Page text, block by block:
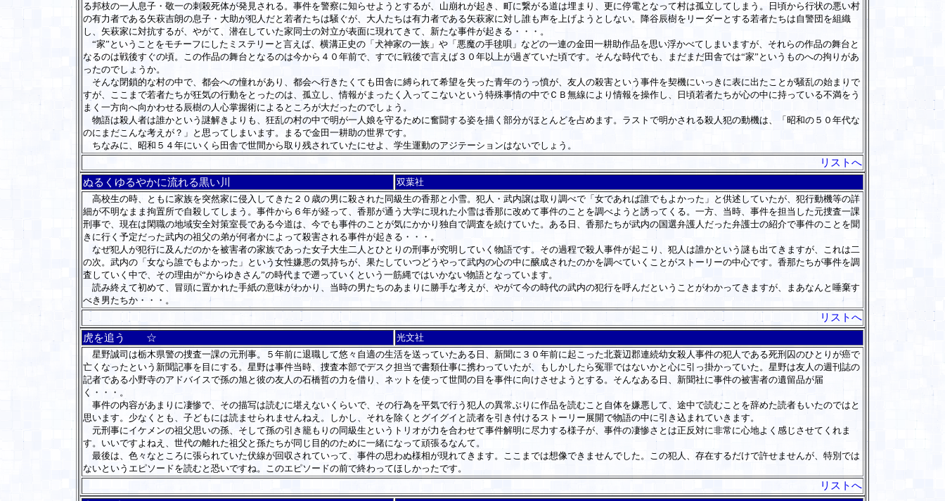
る邦枝の一人息子・敬一の刺殺死体が発見される。事件を警察に知らせようとするが、山崩れが起き、町に繋がる道は埋まり、更に停電となって村は孤立してしまう。日頃から行状の悪い村
の有力者である矢萩吉朗の息子・大助が犯人だと若者たちは騒ぐが、大人たちは有力者である矢萩家に対し誰も声を上げようとしない。降谷辰樹をリーダーとする若者たちは自警団を組織
し、矢萩家に対抗するが、やがて、潜在していた家同士の対立が表面に現れてきて、新たな事件が起きる・・・。
“家”ということをモチーフにしたミステリーと言えば、横溝正史の「犬神家の一族」や「悪魔の手毬唄」などの一連の金田一耕助作品を思い浮かべてしまいますが、それらの作品の舞台と
なるのは戦後すぐの頃。この作品の舞台となるのは今から４０年前で、すでに戦後で言えば３０年以上が過ぎていた頃です。そんな時代でも、まだまだ田舎では“家”というものへの拘りがあ
ったのでしょうか。
そんな閉鎖的な村の中で、都会への憧れがあり、都会へ行きたくても田舎に縛られて希望を失った青年のうっ憤が、友人の殺害という事件を契機にいっきに表に出たことが騒乱の始まりで
すが、ここまで若者たちが狂気の行動をとったのは、孤立し、情報がまったく入ってこないという特殊事情の中でＣＢ無線により情報を操作し、日頃若者たちが心の中に持っている不満をう
まく一方向へ向かわせる辰樹の人心掌握術によるところが大だったのでしょう。
物語は殺人者は誰かという謎解きよりも、狂乱の村の中で明が一人娘を守るために奮闘する姿を描く部分がほとんどを占めます。ラストで明かされる殺人犯の動機は、「昭和の５０年代な
のにまだこんな考えが？」と思ってしまいます。まるで金田一耕助の世界です。
ちなみに、昭和５４年にいくら田舎で世間から取り残されていたにせよ、学生運動のアジテーションはないでしょう。
リストへ
ぬるくゆるやかに流れる黒い川
双葉社
高校生の時、ともに家族を突然家に侵入してきた２０歳の男に殺された同級生の香那と小雪。犯人・武内譲は取り調べで「女であれば誰でもよかった」と供述していたが、犯行動機等の詳
細が不明なまま拘置所で自殺してしまう。事件から６年が経って、香那が通う大学に現れた小雪は香那に改めて事件のことを調べようと誘ってくる。一方、当時、事件を担当した元捜査一課
刑事で、現在は閑職の地域安全対策室長である今道は、今でも事件のことが気にかかり独自で調査を続けていた。ある日、香那たちが武内の国選弁護人だった弁護士の紹介で事件のことを聞
きに行く予定だった武内の祖父の弟が何者かによって殺害される事件が起きる・・・。
なぜ犯人が犯行に及んだのかを被害者の家族であった女子大生二人とひとりの刑事が究明していく物語です。その過程で殺人事件が起こり、犯人は誰かという謎も出てきますが、これは二
の次。武内の「女なら誰でもよかった」という女性嫌悪の気持ちが、果たしていつどうやって武内の心の中に醸成されたのかを調べていくことがストーリーの中心です。香那たちが事件を調
査していく中で、その理由が“からゆきさん”の時代まで遡っていくという一筋縄ではいかない物語となっています。
読み終えて初めて、冒頭に置かれた手紙の意味がわかり、当時の男たちのあまりに勝手な考えが、やがて今の時代の武内の犯行を呼んだということがわかってきますが、まあなんと唾棄す
べき男たちか・・・。
リストへ
虎を追う ☆
光文社
星野誠司は栃木県警の捜査一課の元刑事。５年前に退職して悠々自適の生活を送っていたある日、新聞に３０年前に起こった北蓑辺郡連続幼女殺人事件の犯人である死刑囚のひとりが癌で
亡くなったという新聞記事を目にする。星野は事件当時、捜査本部でデスク担当で書類仕事に携わっていたが、もしかしたら冤罪ではないかと心に引っ掛かっていた。星野は友人の週刊誌の
記者である小野寺のアドバイスで孫の旭と彼の友人の石橋哲の力を借り、ネットを使って世間の目を事件に向けさせようとする。そんなある日、新聞社に事件の被害者の遺留品が届
く・・・。
事件の内容があまりに凄惨で、その描写は読むに堪えないくらいで、その行為を平気で行う犯人の異常ぶりに作品を読むこと自体を嫌悪して、途中で読むことを辞めた読者もいたのではと
思います。少なくとも、子どもには読ませられませんねえ。しかし、それを除くとグイグイと読者を引き付けるストーリー展開で物語の中に引き込まれていきます。
元刑事にイケメンの祖父思いの孫、そして孫の引き籠もりの同級生というトリオが力を合わせて事件解明に尽力する様子が、事件の凄惨さとは正反対に非常に心地よく感じさせてくれま
す。いいですよねえ、世代の離れた祖父と孫たちが同じ目的のために一緒になって頑張るなんて。
最後は、色々なところに張られていた伏線が回収されていって、事件の思わぬ様相が現れてきます。ここまでは想像できませんでした。この犯人、存在するだけで許せませんが、特別では
ないというエピソードを読むと恐いですね。このエピソードの前で終わってほしかったです。
リストへ